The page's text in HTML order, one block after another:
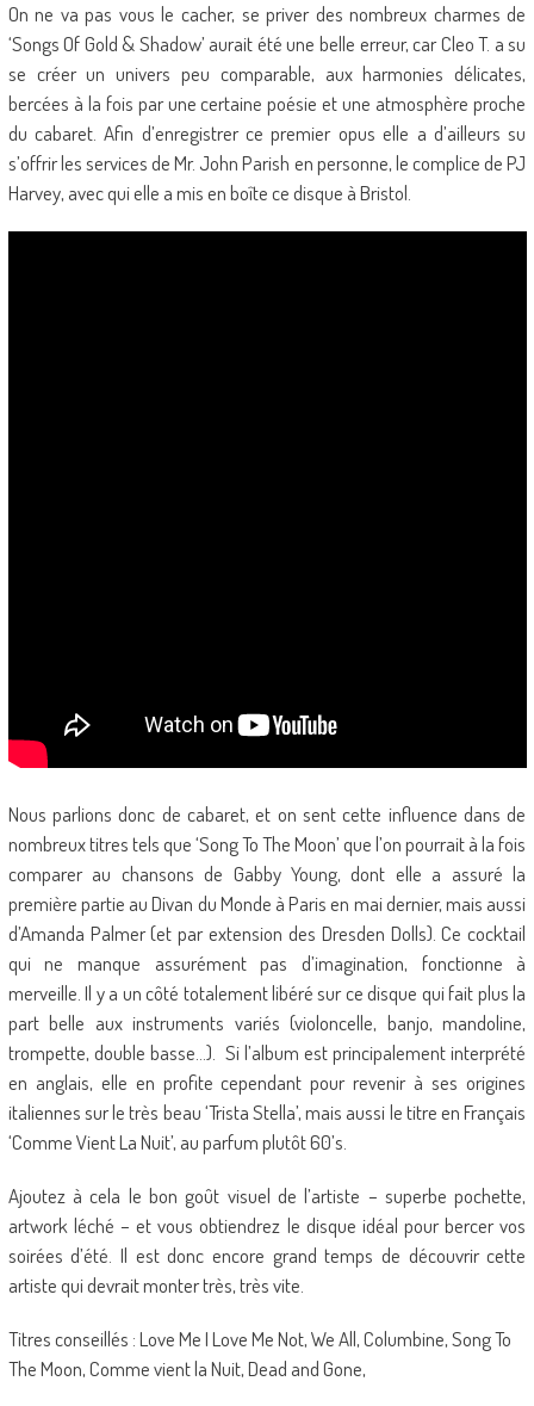
On ne va pas vous le cacher, se priver des nombreux charmes de
‘Songs Of Gold & Shadow’ aurait été une belle erreur, car Cleo T. a su
se créer un univers peu comparable, aux harmonies délicates,
bercées à la fois par une certaine poésie et une atmosphère proche
du cabaret. Afin d’enregistrer ce premier opus elle a d’ailleurs su
s’offrir les services de Mr. John Parish en personne, le complice de PJ
Harvey, avec qui elle a mis en boîte ce disque à Bristol.
Nous parlions donc de cabaret, et on sent cette influence dans de
nombreux titres tels que ‘Song To The Moon’ que l’on pourrait à la fois
comparer au chansons de Gabby Young, dont elle a assuré la
première partie au Divan du Monde à Paris en mai dernier, mais aussi
d’Amanda Palmer (et par extension des Dresden Dolls). Ce cocktail
qui ne manque assurément pas d’imagination, fonctionne à
merveille. Il y a un côté totalement libéré sur ce disque qui fait plus la
part belle aux instruments variés (violoncelle, banjo, mandoline,
trompette, double basse…). Si l’album est principalement interprété
en anglais, elle en profite cependant pour revenir à ses origines
italiennes sur le très beau ‘Trista Stella’, mais aussi le titre en Français
‘Comme Vient La Nuit’, au parfum plutôt 60’s.
Ajoutez à cela le bon goût visuel de l’artiste – superbe pochette,
artwork léché – et vous obtiendrez le disque idéal pour bercer vos
soirées d’été. Il est donc encore grand temps de découvrir cette
artiste qui devrait monter très, très vite.
Titres conseillés : Love Me I Love Me Not, We All, Columbine, Song To
The Moon, Comme vient la Nuit, Dead and Gone,